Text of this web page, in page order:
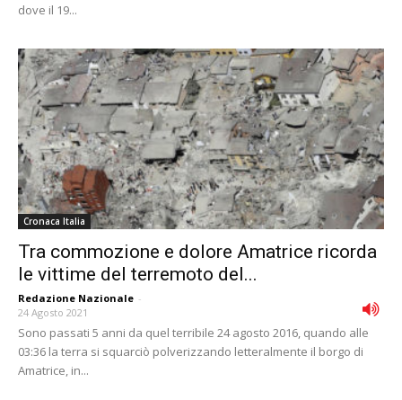
dove il 19...
Cronaca Italia
Tra commozione e dolore Amatrice ricorda
le vittime del terremoto del...
Redazione Nazionale -
24 Agosto 2021
Sono passati 5 anni da quel terribile 24 agosto 2016, quando alle
03:36 la terra si squarciò polverizzando letteralmente il borgo di
Amatrice, in...